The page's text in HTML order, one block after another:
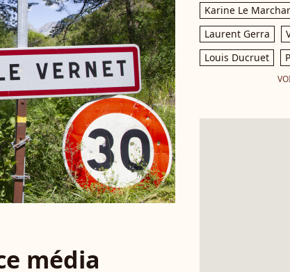
média
Karine Le
Laurent Gerra
Louis Ducruet